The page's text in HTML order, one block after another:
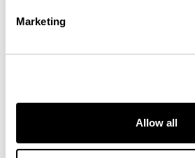
Marketing
Allow all